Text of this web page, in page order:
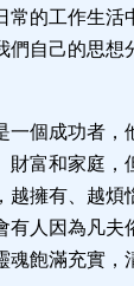
常的工作生活
們自己的思想
一個成功者，
財富和家庭，
越擁有、越煩
有人因為凡夫
魂飽滿充實，